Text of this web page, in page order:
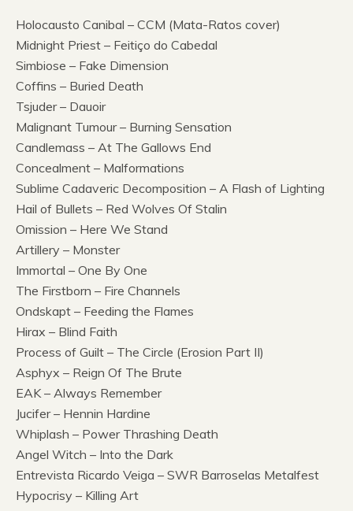
Holocausto Canibal – CCM (Mata-Ratos cover)
Midnight Priest – Feitiço do Cabedal
Simbiose – Fake Dimension
Coffins – Buried Death
Tsjuder – Dauoir
Malignant Tumour – Burning Sensation
Candlemass – At The Gallows End
Concealment – Malformations
Sublime Cadaveric Decomposition – A Flash of Lighting
Hail of Bullets – Red Wolves Of Stalin
Omission – Here We Stand
Artillery – Monster
Immortal – One By One
The Firstborn – Fire Channels
Ondskapt – Feeding the Flames
Hirax – Blind Faith
Process of Guilt – The Circle (Erosion Part II)
Asphyx – Reign Of The Brute
EAK – Always Remember
Jucifer – Hennin Hardine
Whiplash – Power Thrashing Death
Angel Witch – Into the Dark
Entrevista Ricardo Veiga – SWR Barroselas Metalfest
Hypocrisy – Killing Art